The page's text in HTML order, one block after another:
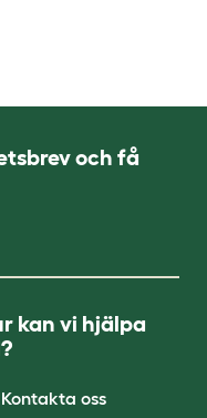
och få
kan vi hjälpa
Kontakta oss